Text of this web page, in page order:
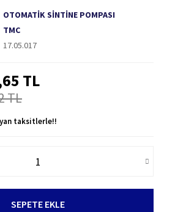
OTOMATİK SİNTİNE POMPASI
TMC
17.05.017
TL
TL
taksitlerle!!
SEPETE EKLE